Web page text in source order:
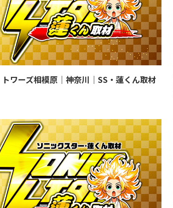
ワーズ相模原｜神奈川｜SS・蓮くん取材